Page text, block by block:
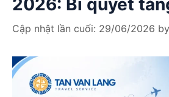
2026: Bí quyết
Cập nhật lần cuối: 29/06/2026 by